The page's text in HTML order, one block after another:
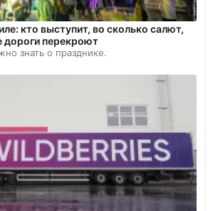
кто выступит, во сколько салют,
дороги перекроют
знать о празднике.